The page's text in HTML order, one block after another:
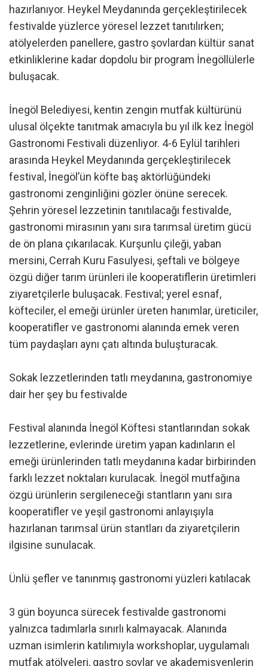
hazırlanıyor. Heykel Meydanında gerçekleştirilecek
festivalde yüzlerce yöresel lezzet tanıtılırken;
atölyelerden panellere, gastro şovlardan kültür sanat
etkinliklerine kadar dopdolu bir program İnegöllülerle
buluşacak.
İnegöl Belediyesi, kentin zengin mutfak kültürünü
ulusal ölçekte tanıtmak amacıyla bu yıl ilk kez İnegöl
Gastronomi Festivali düzenliyor. 4-6 Eylül tarihleri
arasında Heykel Meydanında gerçekleştirilecek
festival, İnegöl’ün köfte baş aktörlüğündeki
gastronomi zenginliğini gözler önüne serecek.
Şehrin yöresel lezzetinin tanıtılacağı festivalde,
gastronomi mirasının yanı sıra tarımsal üretim gücü
de ön plana çıkarılacak. Kurşunlu çileği, yaban
mersini, Cerrah Kuru Fasulyesi, şeftali ve bölgeye
özgü diğer tarım ürünleri ile kooperatiflerin üretimleri
ziyaretçilerle buluşacak. Festival; yerel esnaf,
köfteciler, el emeği ürünler üreten hanımlar, üreticiler,
kooperatifler ve gastronomi alanında emek veren
tüm paydaşları aynı çatı altında buluşturacak.
Sokak lezzetlerinden tatlı meydanına, gastronomiye
dair her şey bu festivalde
Festival alanında İnegöl Köftesi stantlarından sokak
lezzetlerine, evlerinde üretim yapan kadınların el
emeği ürünlerinden tatlı meydanına kadar birbirinden
farklı lezzet noktaları kurulacak. İnegöl mutfağına
özgü ürünlerin sergileneceği stantların yanı sıra
kooperatifler ve yeşil gastronomi anlayışıyla
hazırlanan tarımsal ürün stantları da ziyaretçilerin
ilgisine sunulacak.
Ünlü şefler ve tanınmış gastronomi yüzleri katılacak
3 gün boyunca sürecek festivalde gastronomi
yalnızca tadımlarla sınırlı kalmayacak. Alanında
uzman isimlerin katılımıyla workshoplar, uygulamalı
mutfak atölyeleri, gastro şovlar ve akademisyenlerin